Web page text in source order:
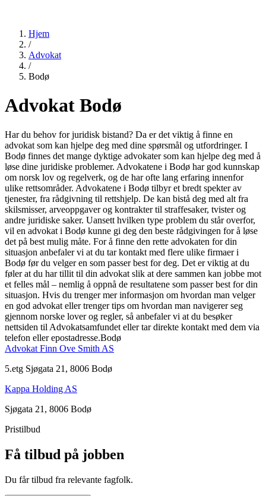
Hjem
/
Advokat
/
Bodø
Advokat Bodø
Har du behov for juridisk bistand? Da er det viktig å finne en
advokat som kan hjelpe deg med dine spørsmål og utfordringer. I
Bodø finnes det mange dyktige advokater som kan hjelpe deg med å
løse dine juridiske problemer. Advokatene i Bodø har god kunnskap
om norsk lov og regelverk, og de har ofte lang erfaring innenfor
ulike rettsområder. Advokatene i Bodø tilbyr et bredt spekter av
tjenester, fra rådgivning til rettshjelp. De kan bistå deg med alt fra
skilsmisser, arveoppgaver og kontrakter til straffesaker, tvister og
andre juridiske saker. Uansett hvilken type problem du står overfor,
vil en advokat i Bodø kunne gi deg den beste rådgivingen for å løse
det på best mulig måte. For å finne den rette advokaten for din
situasjon anbefaler vi at du tar kontakt med flere ulike firmaer i
Bodø før du velger en som passer best for deg. Det er viktig at du
føler at du har tillit til din advokat slik at dere sammen kan jobbe mot
et felles mål – nemlig å oppnå de resultatene som passer best for din
situasjon. Hvis du trenger mer informasjon om hvordan man velger
en god advokat eller trenger tips om hvordan man navigerer seg
gjennom norske lover og regler, så anbefaler vi at du besøker
nettsiden til Advokatsamfundet eller tar direkte kontakt med dem via
telefon eller epostadresse.Bodø
Advokat Finn Ove Smith AS
5.etg Sjøgata 21, 8006 Bodø
Kappa Holding AS
Sjøgata 21, 8006 Bodø
Pristilbud
Få tilbud på jobben
Du får tilbud fra relevante fagfolk.